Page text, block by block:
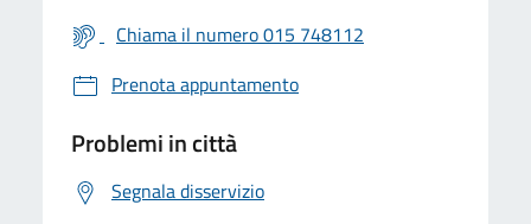
Chiama il numero 015 748112
Prenota appuntamento
Problemi in città
Segnala disservizio